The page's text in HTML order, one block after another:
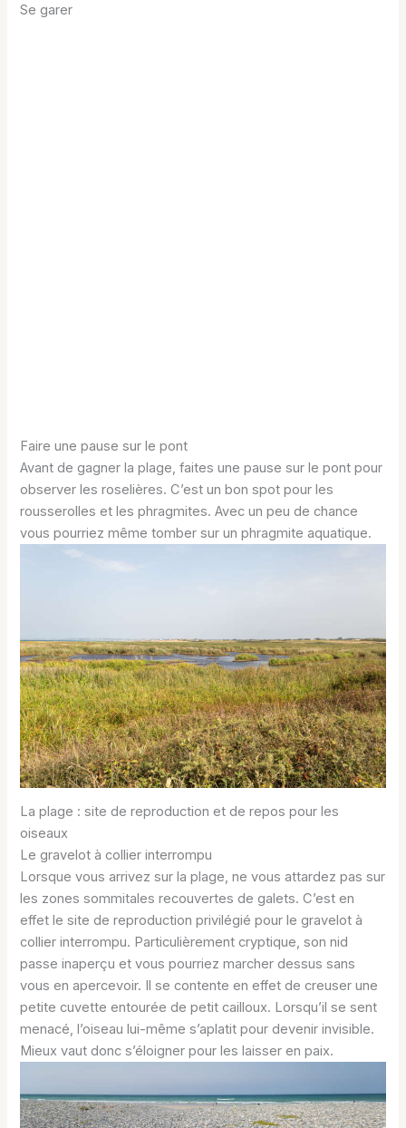
Se garer
Faire une pause sur le pont
Avant de gagner la plage, faites une pause sur le pont pour
observer les roselières. C’est un bon spot pour les
rousserolles et les phragmites. Avec un peu de chance
vous pourriez même tomber sur un phragmite aquatique.
La plage : site de reproduction et de repos pour les
oiseaux
Le gravelot à collier interrompu
Lorsque vous arrivez sur la plage, ne vous attardez pas sur
les zones sommitales recouvertes de galets. C’est en
effet le site de reproduction privilégié pour le gravelot à
collier interrompu. Particulièrement cryptique, son nid
passe inaperçu et vous pourriez marcher dessus sans
vous en apercevoir. Il se contente en effet de creuser une
petite cuvette entourée de petit cailloux. Lorsqu’il se sent
menacé, l’oiseau lui-même s’aplatit pour devenir invisible.
Mieux vaut donc s’éloigner pour les laisser en paix.